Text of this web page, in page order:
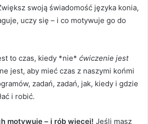
swoją świadomość języka konia,
uczy się – i co motywuje go do
to czas, kiedy *nie* ćwiczenie jest
jest, aby mieć czas z naszymi końmi
zadań, zadań, jak, kiedy i gdzie
i robić.
motywuje – i rób więcej! Jeśli masz